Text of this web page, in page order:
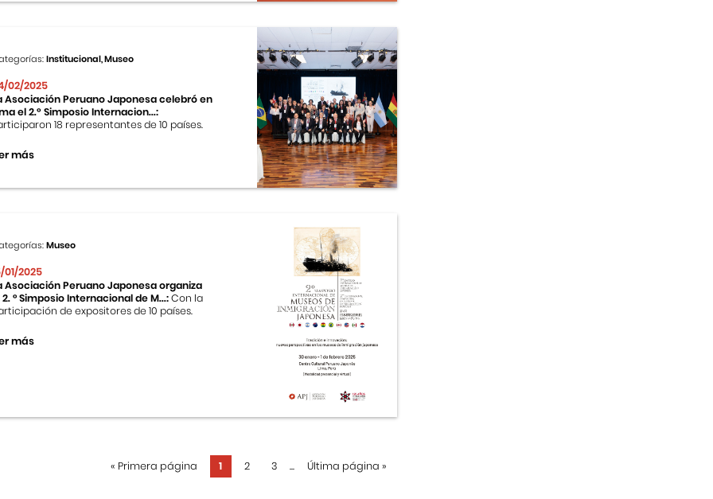
Institucional, Museo
02/2025
Asociación Peruano Japonesa celebró en
el 2.º Simposio Internacion...:
18 representantes de 10 países.
más
Museo
01/2025
Asociación Peruano Japonesa organiza
2. ° Simposio Internacional de M...:Con la
de expositores de 10 países.
más
« Primera página 1 2 3 ... Última página »